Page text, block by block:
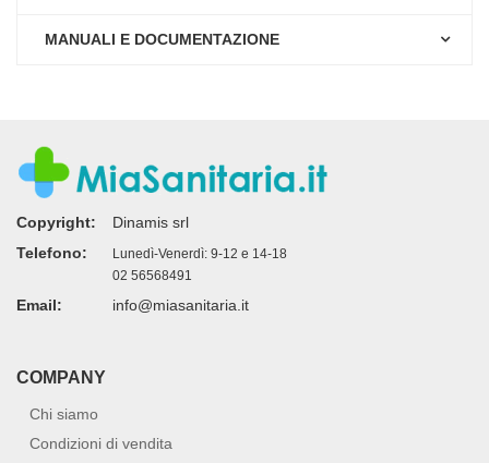
MANUALI E DOCUMENTAZIONE
Copyright:
Dinamis srl
Telefono:
Lunedì-Venerdì: 9-12 e 14-18
02 56568491
Email: info@miasanitaria.it
COMPANY
Chi siamo
Condizioni di vendita